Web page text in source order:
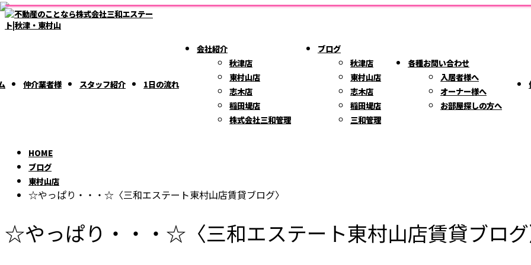
仲介業者様 スタッフ紹介 1日の流れ
会社紹介
秋津店
東村山店
志木店
稲田堤店
株式会社三和管理
ブログ
秋津店
東村山店
志木店
稲田堤店
三和管理
各種お問い合わせ
入居者様へ
オーナー様へ
お部屋探しの方へ
ブ
HOME
ブログ
東村山店
☆やっぱり・・・☆〈三和エステート東村山店賃貸ブログ〉
☆やっぱり・・・☆〈三和エステート東村山店賃貸ブログ